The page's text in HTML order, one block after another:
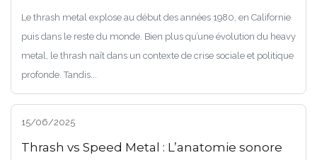
Le thrash metal explose au début des années 1980, en Californie
puis dans le reste du monde. Bien plus qu’une évolution du heavy
metal, le thrash naît dans un contexte de crise sociale et politique
profonde. Tandis...
15/06/2025
Thrash vs Speed Metal : L’anatomie sonore